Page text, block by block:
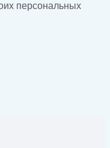
персональных